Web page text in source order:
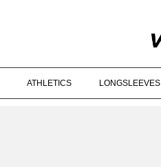
ATHLETICS LONGSLEEVES